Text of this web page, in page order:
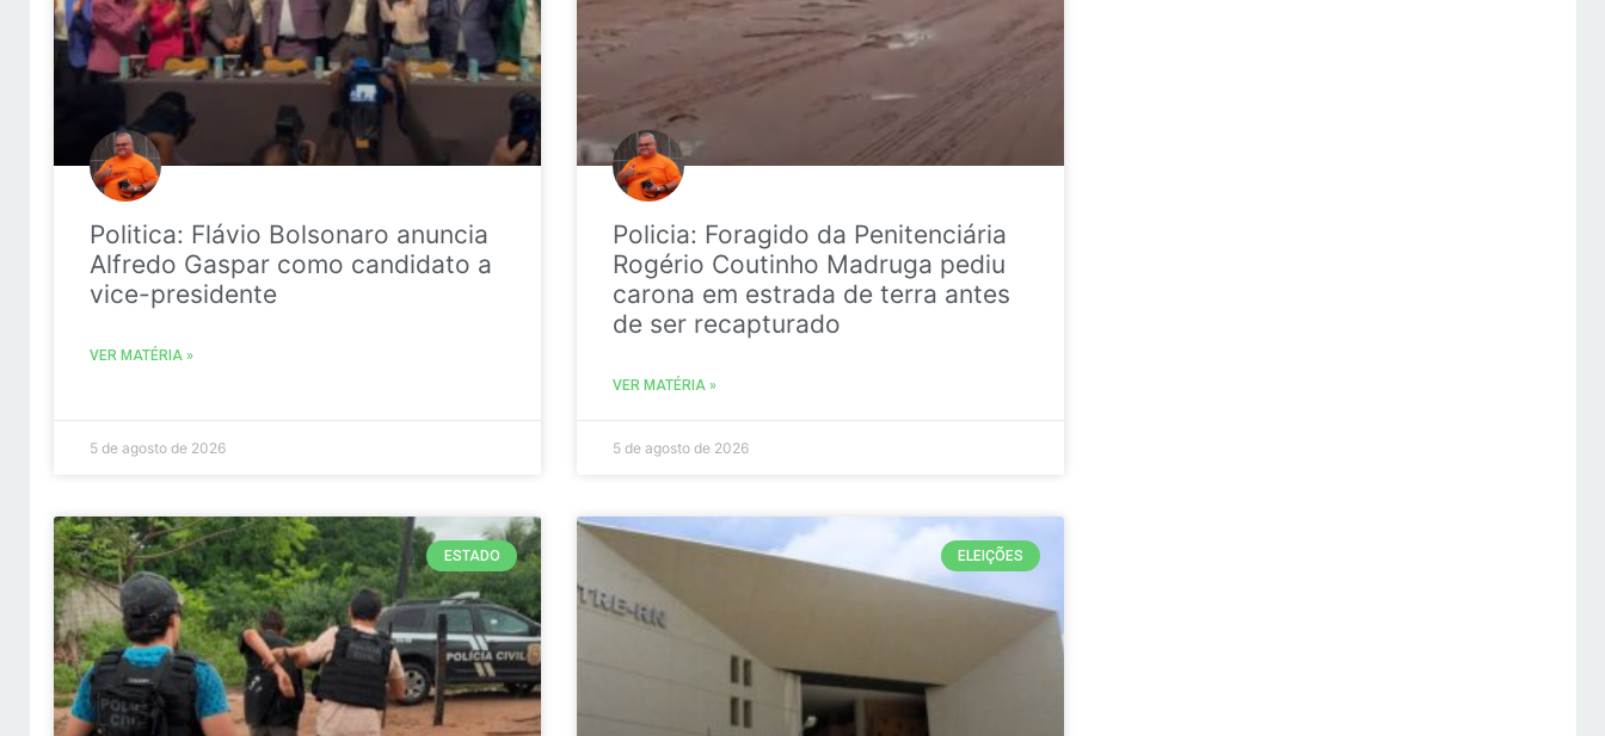
Politica: Flávio Bolsonaro anuncia
Alfredo Gaspar como candidato a
vice-presidente
VER MATÉRIA »
5 de agosto de 2026
Policia: Foragido da Penitenciária
Rogério Coutinho Madruga pediu
carona em estrada de terra antes
de ser recapturado
VER MATÉRIA »
5 de agosto de 2026
ESTADO ELEIÇÕES